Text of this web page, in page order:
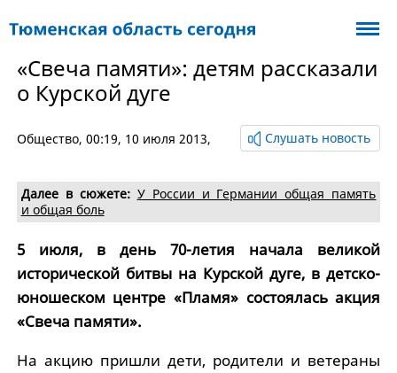
«Свеча памяти»: детям рассказали
о Курской дуге
Общество, 00:19, 10 июля 2013, Слушать новость
Далее в сюжете: У России и Германии общая память
и общая боль
5 июля, в день 70-летия начала великой
исторической битвы на Курской дуге, в детско-
юношеском центре «Пламя» состоялась акция
«Свеча памяти».
На акцию пришли дети, родители и ветераны